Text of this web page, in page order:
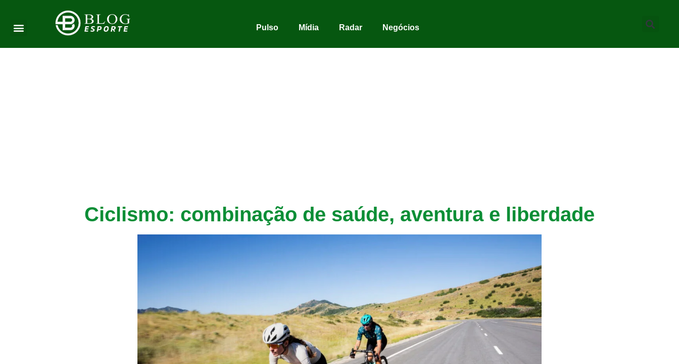
Pulso Mídia Radar Negócios
Ciclismo: combinação de saúde, aventura e liberdade